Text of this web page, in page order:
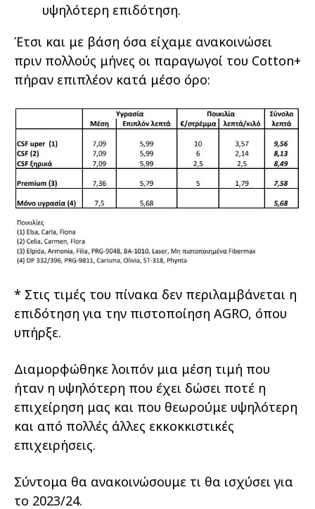
υψηλότερη επιδότηση.
Έτσι και με βάση όσα είχαμε ανακοινώσει
πριν πολλούς μήνες οι παραγωγοί του Cotton+
πήραν επιπλέον κατά μέσο όρο:
* Στις τιμές του πίνακα δεν περιλαμβάνεται η
επιδότηση για την πιστοποίηση AGRO, όπου
υπήρξε.
Διαμορφώθηκε λοιπόν μια μέση τιμή που
ήταν η υψηλότερη που έχει δώσει ποτέ η
επιχείρηση μας και που θεωρούμε υψηλότερη
και από πολλές άλλες εκκοκκιστικές
επιχειρήσεις.
Σύντομα θα ανακοινώσουμε τι θα ισχύσει για
το 2023/24.